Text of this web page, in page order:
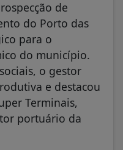
de
do Porto das
para o
do município.
o gestor
e destacou
Terminais,
portuário da